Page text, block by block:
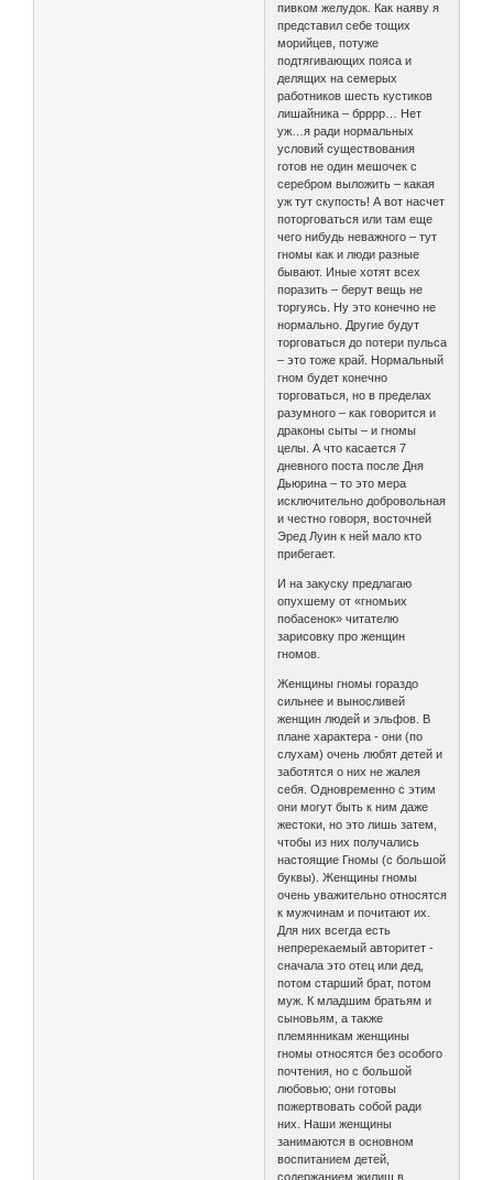
пивком желудок. Как наяву я
представил себе тощих
морийцев, потуже
подтягивающих пояса и
делящих на семерых
работников шесть кустиков
лишайника – брррр… Нет
уж…я ради нормальных
условий существования
готов не один мешочек с
серебром выложить – какая
уж тут скупость! А вот насчет
поторговаться или там еще
чего нибудь неважного – тут
гномы как и люди разные
бывают. Иные хотят всех
поразить – берут вещь не
торгуясь. Ну это конечно не
нормально. Другие будут
торговаться до потери пульса
– это тоже край. Нормальный
гном будет конечно
торговаться, но в пределах
разумного – как говорится и
драконы сыты – и гномы
целы. А что касается 7
дневного поста после Дня
Дьюрина – то это мера
исключительно добровольная
и честно говоря, восточней
Эред Луин к ней мало кто
прибегает.
И на закуску предлагаю
опухшему от «гномьих
побасенок» читателю
зарисовку про женщин
гномов.
Женщины гномы гораздо
сильнее и выносливей
женщин людей и эльфов. В
плане характера - они (по
слухам) очень любят детей и
заботятся о них не жалея
себя. Одновременно с этим
они могут быть к ним даже
жестоки, но это лишь затем,
чтобы из них получались
настоящие Гномы (с большой
буквы). Женщины гномы
очень уважительно относятся
к мужчинам и почитают их.
Для них всегда есть
непререкаемый авторитет -
сначала это отец или дед,
потом старший брат, потом
муж. К младшим братьям и
сыновьям, а также
племянникам женщины
гномы относятся без особого
почтения, но с большой
любовью; они готовы
пожертвовать собой ради
них. Наши женщины
занимаются в основном
воспитанием детей,
содержанием жилищ в